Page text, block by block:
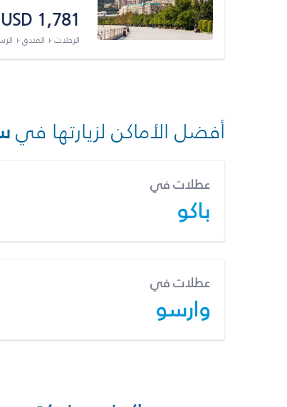
USD 1,781
الرحلات + الفندق +
أفضل الأماكن لزيارتها في
عطلات في
باكو
عطلات في
وارسو